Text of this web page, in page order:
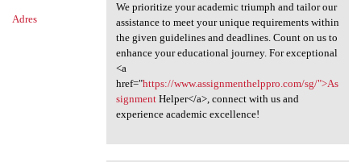
Adres
We prioritize your academic triumph and tailor our
assistance to meet your unique requirements within
the given guidelines and deadlines. Count on us to
enhance your educational journey. For exceptional
<a
href="https://www.assignmenthelppro.com/sg/">As
signmentHelper</a>, connect with us and
experience academic excellence!